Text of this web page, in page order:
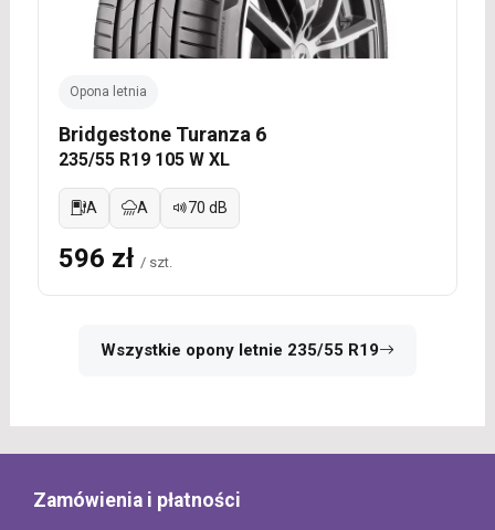
Opona letnia
Bridgestone Turanza 6
235/55 R19 105 W XL
A A 70 dB
596 zł / szt.
Wszystkie opony letnie 235/55 R19
Zamówienia i płatności